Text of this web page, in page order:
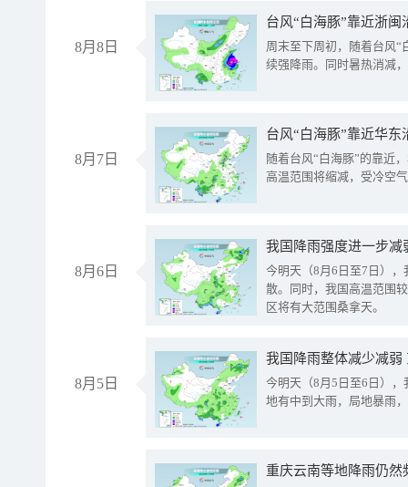
8月8日
台风“白海豚”靠近浙
周末至下周初，随着台风“
续强降雨。同时暑热消减
8月7日
台风“白海豚”靠近华
随着台风“白海豚”的靠近
高温范围将缩减，受冷空
8月6日
今明天（8月6日至7日）
散。同时，我国高温范围
区将有大范围桑拿天。
8月5日
我国降雨整体减少减弱
今明天（8月5日至6日）
地有中到大雨，局地暴雨
重庆云南等地降雨仍然